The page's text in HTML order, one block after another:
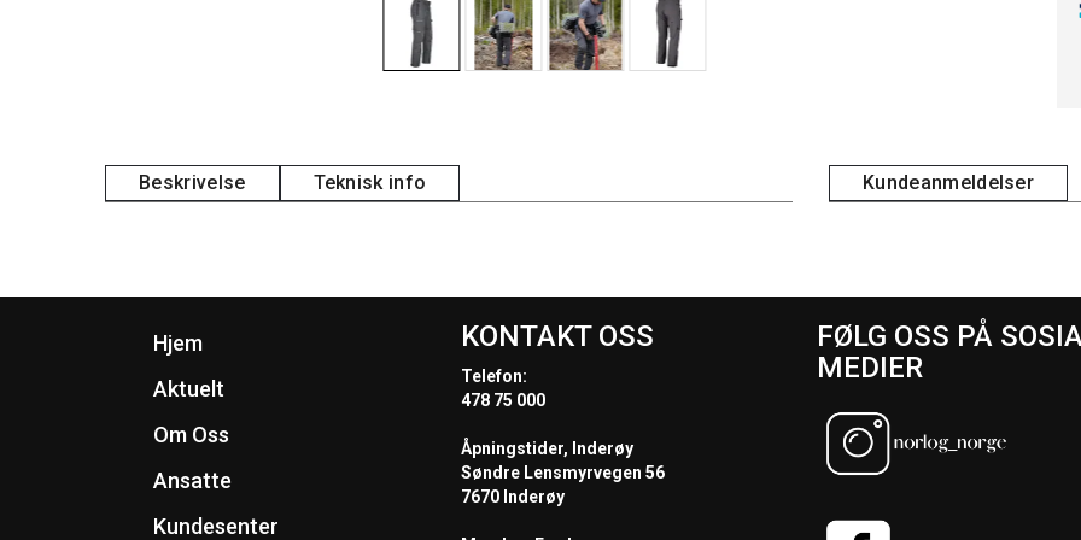
Beskrivelse Teknisk info Kundeanmeldelser
Hjem
Aktuelt
Om Oss
Ansatte
Kundesenter
KONTAKT OSS
Telefon:
478 75 000
Åpningstider, Inderøy
Søndre Lensmyrvegen 56
7670 Inderøy
FØLG OSS PÅ
MEDIER